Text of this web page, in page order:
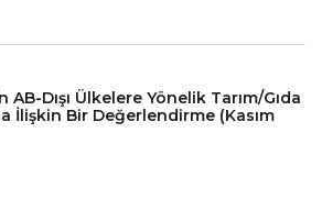
AB-Dışı Ülkelere Yönelik Tarım/Gıda
İlişkin Bir Değerlendirme (Kasım